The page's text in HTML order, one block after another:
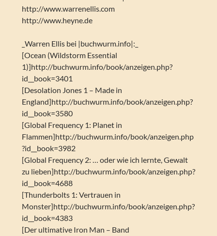
http://www.warrenellis.com
http://www.heyne.de
_Warren Ellis bei |buchwurm.info|:_
[Ocean (Wildstorm Essential
1)]http://buchwurm.info/book/anzeigen.php?
id__book=3401
[Desolation Jones 1 – Made in
England]http://buchwurm.info/book/anzeigen.php?
id__book=3580
[Global Frequency 1: Planet in
Flammen]http://buchwurm.info/book/anzeigen.php
?id__book=3982
[Global Frequency 2: … oder wie ich lernte, Gewalt
zu lieben]http://buchwurm.info/book/anzeigen.php?
id__book=4688
[Thunderbolts 1: Vertrauen in
Monster]http://buchwurm.info/book/anzeigen.php?
id__book=4383
[Der ultimative Iron Man – Band